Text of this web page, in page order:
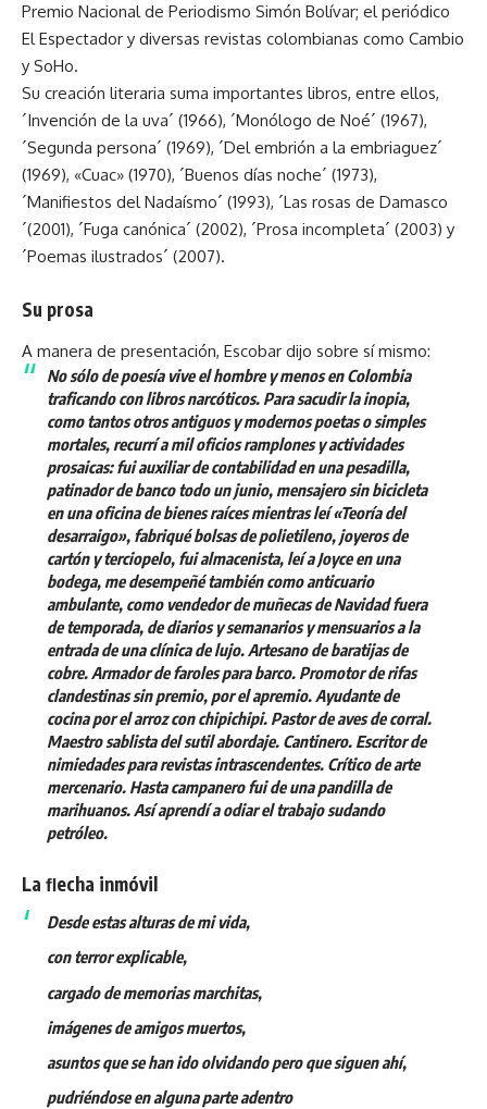
Premio Nacional de Periodismo Simón Bolívar; el periódico
El Espectador y diversas revistas colombianas como Cambio
y SoHo.
Su creación literaria suma importantes libros, entre ellos,
´Invención de la uva´ (1966), ´Monólogo de Noé´ (1967),
´Segunda persona´ (1969), ´Del embrión a la embriaguez´
(1969), «Cuac» (1970), ´Buenos días noche´ (1973),
´Manifiestos del Nadaísmo´ (1993), ´Las rosas de Damasco
´(2001), ´Fuga canónica´ (2002), ´Prosa incompleta´ (2003) y
´Poemas ilustrados´ (2007).
Su prosa
A manera de presentación, Escobar dijo sobre sí mismo:
No sólo de poesía vive el hombre y menos en Colombia
traficando con libros narcóticos. Para sacudir la inopia,
como tantos otros antiguos y modernos poetas o simples
mortales, recurrí a mil oficios ramplones y actividades
prosaicas: fui auxiliar de contabilidad en una pesadilla,
patinador de banco todo un junio, mensajero sin bicicleta
en una oficina de bienes raíces mientras leí «Teoría del
desarraigo», fabriqué bolsas de polietileno, joyeros de
cartón y terciopelo, fui almacenista, leí a Joyce en una
bodega, me desempeñé también como anticuario
ambulante, como vendedor de muñecas de Navidad fuera
de temporada, de diarios y semanarios y mensuarios a la
entrada de una clínica de lujo. Artesano de baratijas de
cobre. Armador de faroles para barco. Promotor de rifas
clandestinas sin premio, por el apremio. Ayudante de
cocina por el arroz con chipichipi. Pastor de aves de corral.
Maestro sablista del sutil abordaje. Cantinero. Escritor de
nimiedades para revistas intrascendentes. Crítico de arte
mercenario. Hasta campanero fui de una pandilla de
marihuanos. Así aprendí a odiar el trabajo sudando
petróleo.
La ﬂecha inmóvil
Desde estas alturas de mi vida,
con terror explicable,
cargado de memorias marchitas,
imágenes de amigos muertos,
asuntos que se han ido olvidando pero que siguen ahí,
pudriéndose en alguna parte adentro